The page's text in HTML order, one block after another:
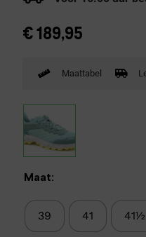
€ 189,95
Maattabel
Maat:
39 41 41½